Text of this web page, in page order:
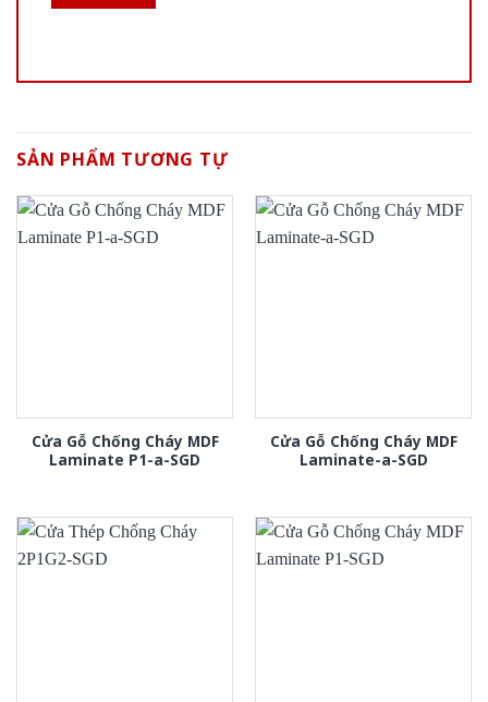
SẢN PHẨM TƯƠNG TỰ
Cửa Gỗ Chống Cháy MDF
Laminate P1-a-SGD
Cửa Gỗ Chống Cháy MDF
Laminate-a-SGD